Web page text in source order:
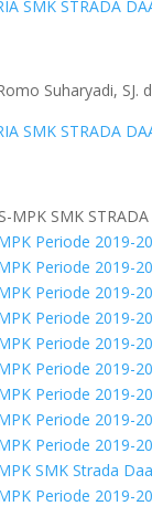
Suharyadi, SJ.
MPK SMK